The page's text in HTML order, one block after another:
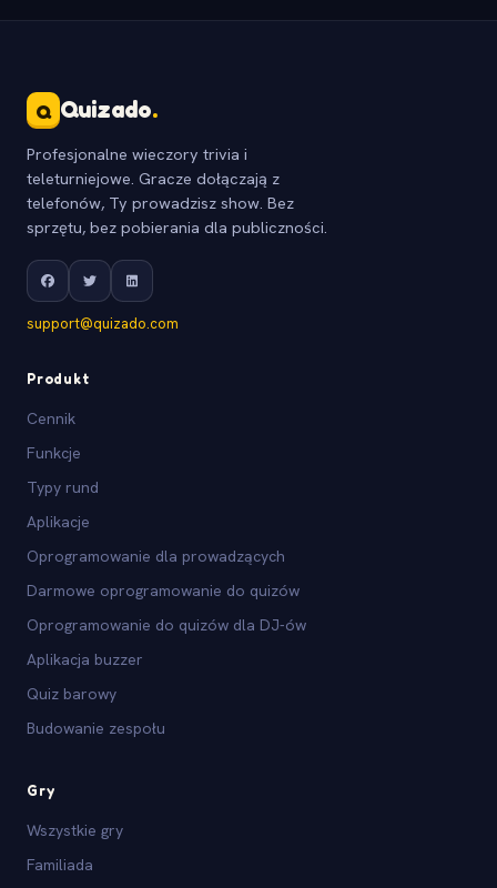
Q Quizado.
Profesjonalne wieczory trivia i
teleturniejowe. Gracze dołączają z
telefonów, Ty prowadzisz show. Bez
sprzętu, bez pobierania dla publiczności.
support@quizado.com
Produkt
Cennik
Funkcje
Typy rund
Aplikacje
Oprogramowanie dla prowadzących
Darmowe oprogramowanie do quizów
Oprogramowanie do quizów dla DJ-ów
Aplikacja buzzer
Quiz barowy
Budowanie zespołu
Gry
Wszystkie gry
Familiada